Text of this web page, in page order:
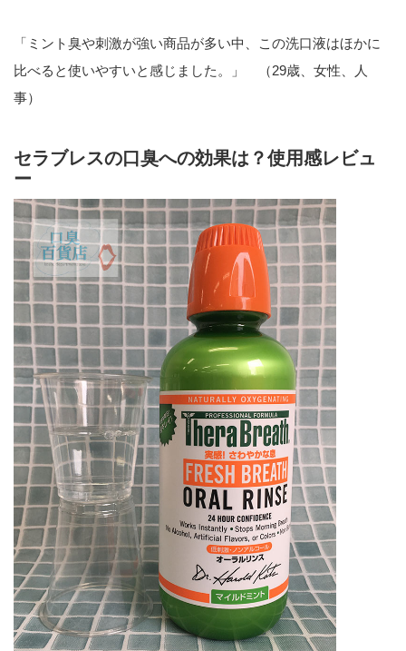
「ミント臭や刺激が強い商品が多い中、この洗口液はほかに
比べると使いやすいと感じました。」 （29歳、女性、人
事）
セラブレスの口臭への効果は？使用感レビュ
ー